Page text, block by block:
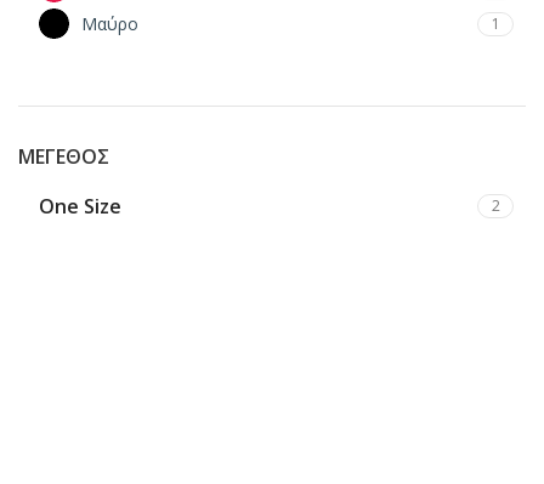
Μαύρο 1
ΜΈΓΕΘΟΣ
One Size
2